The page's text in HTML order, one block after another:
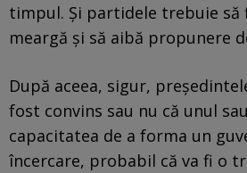
timpul. Și partidele trebuie să
meargă și să aibă propunere
După aceea, sigur,
fost convins sau nu că unul
capacitatea de a forma un
încercare, probabil că va fi o